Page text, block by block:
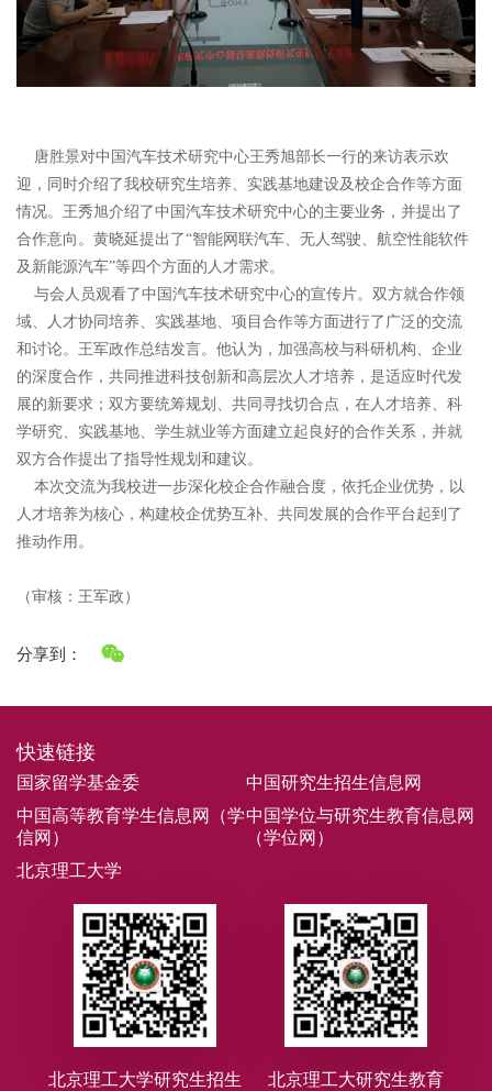
唐胜景对中国汽车技术研究中心王秀旭部长一行的来访表示欢
迎，同时介绍了我校研究生培养、实践基地建设及校企合作等方面
情况。王秀旭介绍了中国汽车技术研究中心的主要业务，并提出了
合作意向。黄晓延提出了“智能网联汽车、无人驾驶、航空性能软件
及新能源汽车”等四个方面的人才需求。
与会人员观看了中国汽车技术研究中心的宣传片。双方就合作领
域、人才协同培养、实践基地、项目合作等方面进行了广泛的交流
和讨论。王军政作总结发言。他认为，加强高校与科研机构、企业
的深度合作，共同推进科技创新和高层次人才培养，是适应时代发
展的新要求；双方要统筹规划、共同寻找切合点，在人才培养、科
学研究、实践基地、学生就业等方面建立起良好的合作关系，并就
双方合作提出了指导性规划和建议。
本次交流为我校进一步深化校企合作融合度，依托企业优势，以
人才培养为核心，构建校企优势互补、共同发展的合作平台起到了
推动作用。
（审核：王军政）
分享到：
快速链接
国家留学基金委
中国研究生招生信息网
中国高等教育学生信息网（学
信网）
中国学位与研究生教育信息网
（学位网）
北京理工大学
北京理工大学研究生招生 北京理工大研究生教育